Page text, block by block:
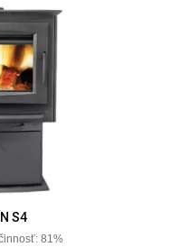
S4
81%